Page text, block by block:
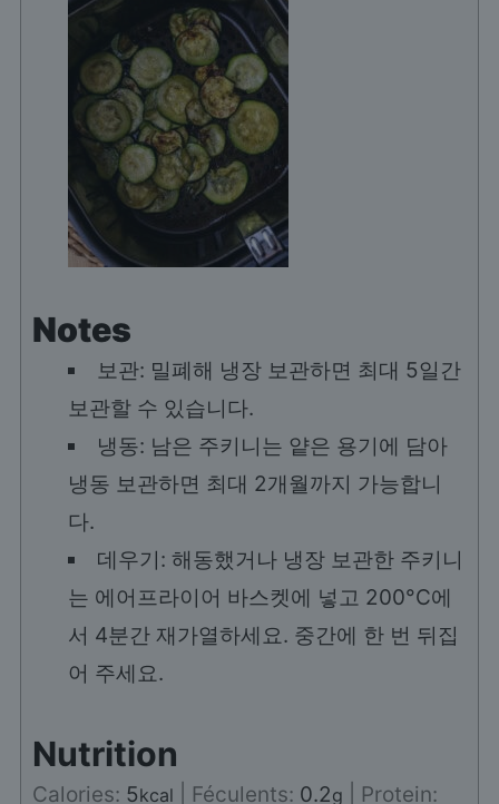
Notes
보관: 밀폐해 냉장 보관하면 최대 5일간
보관할 수 있습니다.
냉동: 남은 주키니는 얕은 용기에 담아
냉동 보관하면 최대 2개월까지 가능합니
다.
데우기: 해동했거나 냉장 보관한 주키니
는 에어프라이어 바스켓에 넣고 200°C에
서 4분간 재가열하세요. 중간에 한 번 뒤집
어 주세요.
Nutrition
Calories: 5kcal Féculents: 0.2g
Protein: